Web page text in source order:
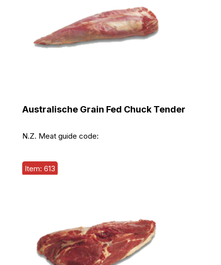
Australische Grain Fed Chuck Tender
N.Z. Meat guide code:
Item: 613